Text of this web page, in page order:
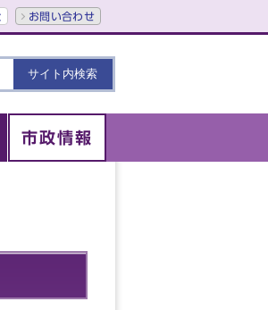
お問い合わせ
市政情報